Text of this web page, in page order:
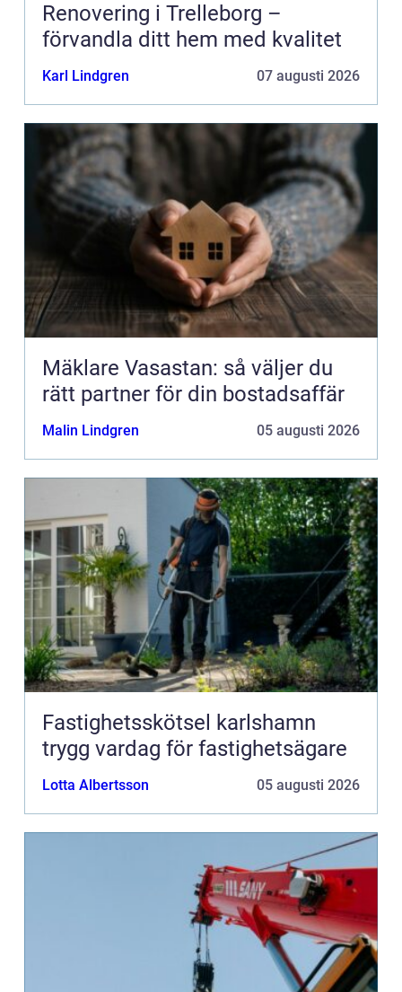
Renovering i Trelleborg –
förvandla ditt hem med kvalitet
Karl Lindgren 07 augusti 2026
Mäklare Vasastan: så väljer du
rätt partner för din bostadsaffär
Malin Lindgren 05 augusti 2026
Fastighetsskötsel karlshamn
trygg vardag för fastighetsägare
Lotta Albertsson 05 augusti 2026